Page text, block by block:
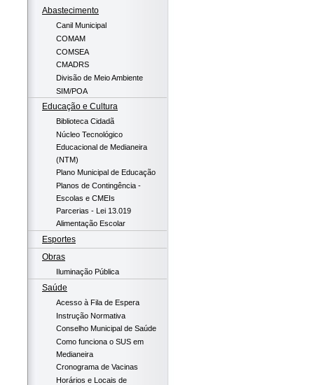
Abastecimento
Canil Municipal
COMAM
COMSEA
CMADRS
Divisão de Meio Ambiente
SIM/POA
Educação e Cultura
Biblioteca Cidadã
Núcleo Tecnológico
Educacional de Medianeira
(NTM)
Plano Municipal de Educação
Planos de Contingência -
Escolas e CMEIs
Parcerias - Lei 13.019
Alimentação Escolar
Esportes
Obras
Iluminação Pública
Saúde
Acesso à Fila de Espera
Instrução Normativa
Conselho Municipal de Saúde
Como funciona o SUS em
Medianeira
Cronograma de Vacinas
Horários e Locais de